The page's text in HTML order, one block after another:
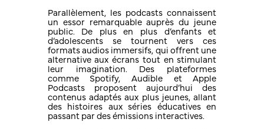
Parallèlement, les podcasts connaissent
un essor remarquable auprès du jeune
public. De plus en plus d’enfants et
d’adolescents se tournent vers ces
formats audios immersifs, qui offrent une
alternative aux écrans tout en stimulant
leur imagination. Des plateformes
comme Spotify, Audible et Apple
Podcasts proposent aujourd’hui des
contenus adaptés aux plus jeunes, allant
des histoires aux séries éducatives en
passant par des émissions interactives.